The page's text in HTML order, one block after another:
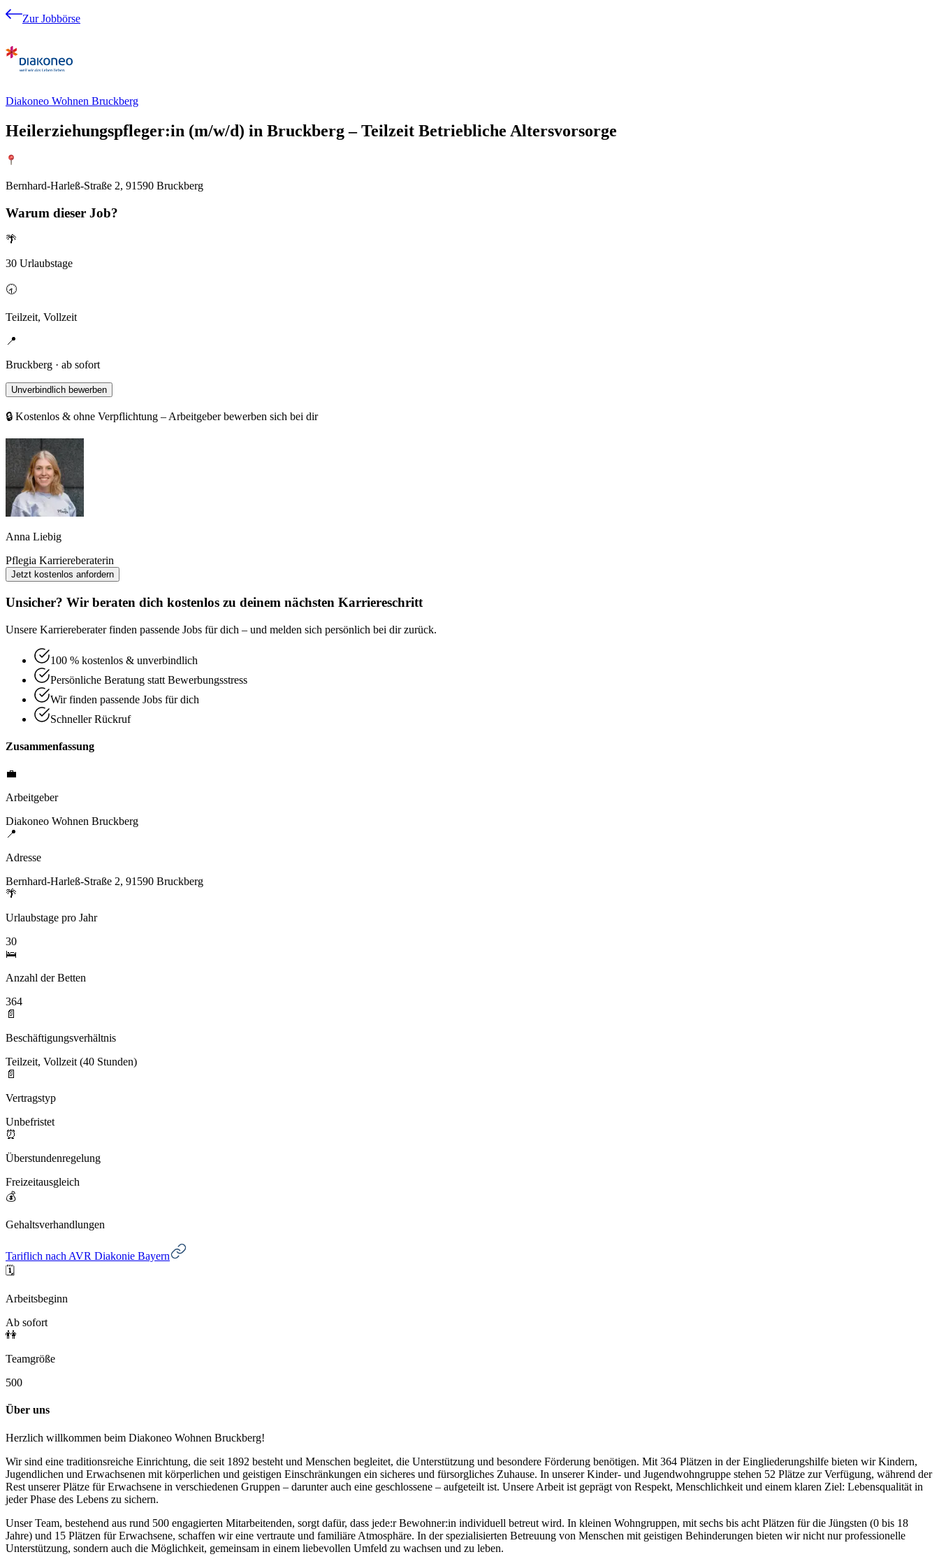
Zur Jobbörse
Diakoneo Wohnen Bruckberg
Heilerziehungspfleger:in (m/w/d) in Bruckberg – Teilzeit Betriebliche Altersvorsorge
Bernhard-Harleß-Straße 2, 91590 Bruckberg
Warum dieser Job?
🌴
30 Urlaubstage
🕣
Teilzeit, Vollzeit
📍
Bruckberg · ab sofort
Unverbindlich bewerben
🔒 Kostenlos & ohne Verpflichtung – Arbeitgeber bewerben sich bei dir
Anna Liebig
Pflegia Karriereberaterin
Jetzt kostenlos anfordern
Unsicher? Wir beraten dich kostenlos zu deinem nächsten Karriereschritt
Unsere Karriereberater finden passende Jobs für dich – und melden sich persönlich bei dir zurück.
100 % kostenlos & unverbindlich
Persönliche Beratung statt Bewerbungsstress
Wir finden passende Jobs für dich
Schneller Rückruf
Zusammenfassung
💼
Arbeitgeber
Diakoneo Wohnen Bruckberg
📍
Adresse
Bernhard-Harleß-Straße 2, 91590 Bruckberg
🌴
Urlaubstage pro Jahr
30
🛌
Anzahl der Betten
364
📄
Beschäftigungsverhältnis
Teilzeit, Vollzeit (40 Stunden)
📄
Vertragstyp
Unbefristet
⏰
Überstundenregelung
Freizeitausgleich
💰
Gehaltsverhandlungen
Tariflich nach AVR Diakonie Bayern
🗓️
Arbeitsbeginn
Ab sofort
👫
Teamgröße
500
Über uns
Herzlich willkommen beim Diakoneo Wohnen Bruckberg!
Wir sind eine traditionsreiche Einrichtung, die seit 1892 besteht und Menschen begleitet, die Unterstützung und besondere Förderung benötigen. Mit 364 Plätzen in der Eingliederungshilfe bieten wir Kindern,
Jugendlichen und Erwachsenen mit körperlichen und geistigen Einschränkungen ein sicheres und fürsorgliches Zuhause. In unserer Kinder- und Jugendwohngruppe stehen 52 Plätze zur Verfügung, während der
Rest unserer Plätze für Erwachsene in verschiedenen Gruppen – darunter auch eine geschlossene – aufgeteilt ist. Unsere Arbeit ist geprägt von Respekt, Menschlichkeit und einem klaren Ziel: Lebensqualität in
jeder Phase des Lebens zu sichern.
Unser Team, bestehend aus rund 500 engagierten Mitarbeitenden, sorgt dafür, dass jede:r Bewohner:in individuell betreut wird. In kleinen Wohngruppen, mit sechs bis acht Plätzen für die Jüngsten (0 bis 18
Jahre) und 15 Plätzen für Erwachsene, schaffen wir eine vertraute und familiäre Atmosphäre. In der spezialisierten Betreuung von Menschen mit geistigen Behinderungen bieten wir nicht nur professionelle
Unterstützung, sondern auch die Möglichkeit, gemeinsam in einem liebevollen Umfeld zu wachsen und zu leben.